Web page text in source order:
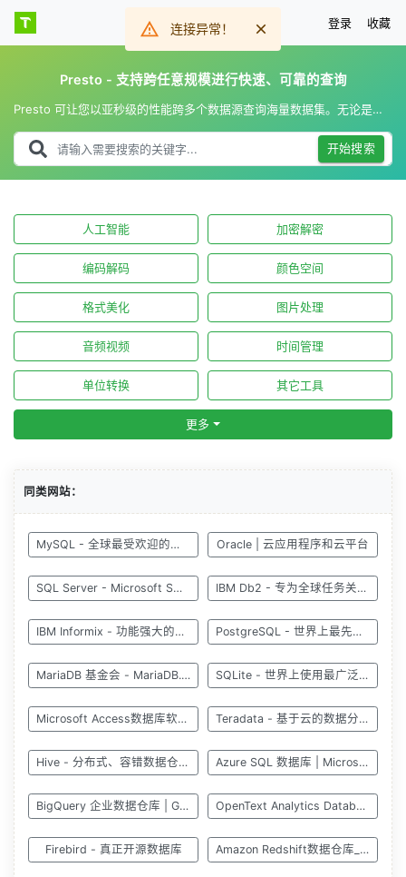
登录 收藏
Presto - 支持跨任意规模进行快速、可靠的查询
Presto 可让您以亚秒级的性能跨多个数据源查询海量数据集。无论是临时分析还是为实时应用提供支持，Presto 在任何规模下都快速、可靠且高效。
开始搜索
人工智能 加密解密
编码解码 颜色空间
格式美化 图片处理
音频视频 时间管理
单位转换 其它工具
更多
同类网站：
MySQL - 全球最受欢迎的开源数据库 Oracle | 云应用程序和云平台
SQL Server - Microsoft SQL Server IBM Db2 - 专为全球任务关键型工作负载而构建
IBM Informix - 功能强大的数据库 PostgreSQL - 世界上最先进的开源数据库
MariaDB 基金会 - MariaDB.org SQLite - 世界上使用最广泛的数据库引擎
Microsoft Access数据库软件-Microsoft 365 Teradata - 基于云的数据分析和可信人工智能
Hive - 分布式、容错数据仓库系统 Azure SQL 数据库 | Microsoft Azure
BigQuery 企业数据仓库 | Google Cloud OpenText Analytics Database | 高性能数据湖
Firebird - 真正开源数据库 Amazon Redshift数据仓库_PB级云数据仓库服务
连接异常！